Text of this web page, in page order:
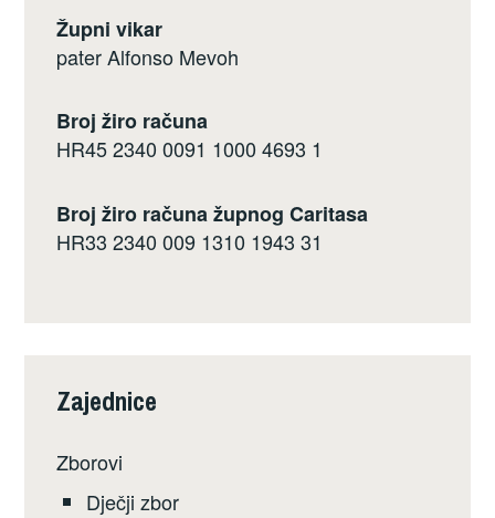
Župni vikar
pater Alfonso Mevoh
Broj žiro računa
HR45 2340 0091 1000 4693 1
Broj žiro računa župnog Caritasa
HR33 2340 009 1310 1943 31
Zajednice
Zborovi
Dječji zbor